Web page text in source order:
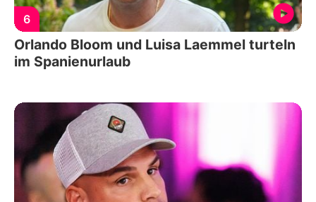
6
Orlando Bloom und Luisa Laemmel turteln
im Spanienurlaub